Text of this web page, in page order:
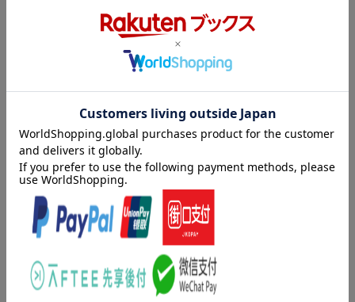
言われるがままにたどりついたのは、地下にある謎の部室。
そこにいたのは、個性ゆたかな女の子たちでーー？
みんなの恋を後押しする、告白代行部の活動スタートです！
気弱でこわがりの小学６年生、更科莉子。トランプ大会で負け
て、罰ゲームで幼なじみに告白することに！？たしかに彼のこと
は好きだけど、告白したらきっとことわられて、仲のいい友だち
関係がこわれちゃうー困った莉子は、中庭で用務員さんから告白
代行部を紹介される。言われるがままにたどりついたのは、地下
にある謎の部室。そこにいたのは、個性ゆたかな女の子たちで
ー？みんなの恋を後押しする、告白代行部の活動スタートです！
著者情報（「BOOK」データベースより）